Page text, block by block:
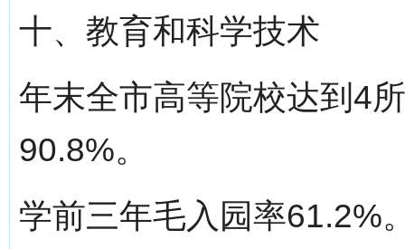
十、教育和科学技术
年末全市高等院校达到4
90.8%。
学前三年毛入园率61.2%